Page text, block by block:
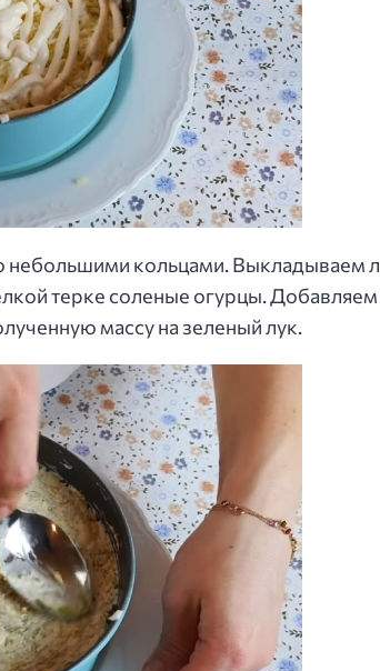
кольцами. Выкладываем
терке соленые огурцы.
массу на зеленый лук.